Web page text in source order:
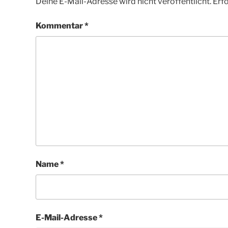
Kommentar*
Name*
E-Mail-Adresse*